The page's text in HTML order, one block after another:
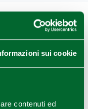
sui cookie
contenuti ed